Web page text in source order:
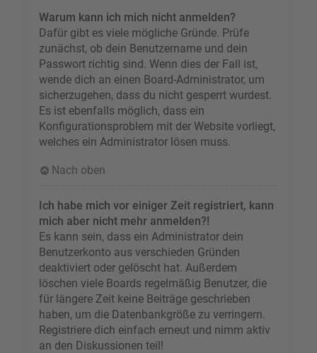
Warum kann ich mich nicht anmelden?
Dafür gibt es viele mögliche Gründe. Prüfe
zunächst, ob dein Benutzername und dein
Passwort richtig sind. Wenn dies der Fall ist,
wende dich an einen Board-Administrator, um
sicherzugehen, dass du nicht gesperrt wurdest.
Es ist ebenfalls möglich, dass ein
Konfigurationsproblem mit der Website vorliegt,
welches ein Administrator lösen muss.
Nach oben
Ich habe mich vor einiger Zeit registriert, kann
mich aber nicht mehr anmelden?!
Es kann sein, dass ein Administrator dein
Benutzerkonto aus verschieden Gründen
deaktiviert oder gelöscht hat. Außerdem
löschen viele Boards regelmäßig Benutzer, die
für längere Zeit keine Beiträge geschrieben
haben, um die Datenbankgröße zu verringern.
Registriere dich einfach erneut und nimm aktiv
an den Diskussionen teil!